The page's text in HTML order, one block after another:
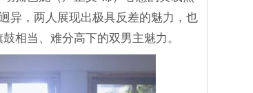
异，两人展现出极具反差的魅力，也
相当、难分高下的双男主魅力。